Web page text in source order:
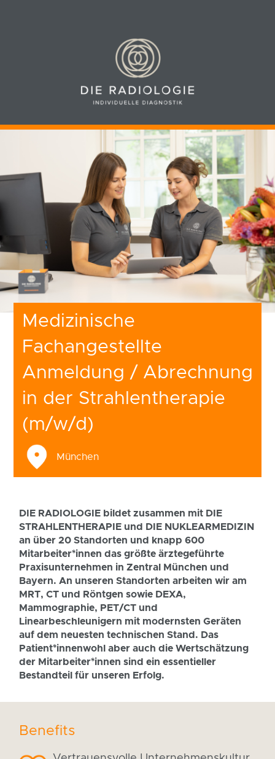
Medizinische
Fachangestellte
Anmeldung / Abrechnung
in der Strahlentherapie
(m/w/d)
München
DIE RADIOLOGIE bildet zusammen mit DIE
STRAHLENTHERAPIE und DIE NUKLEARMEDIZIN
an über 20 Standorten und knapp 600
Mitarbeiter*innen das größte ärztegeführte
Praxisunternehmen in Zentral München und
Bayern. An unseren Standorten arbeiten wir am
MRT, CT und Röntgen sowie DEXA,
Mammographie, PET/CT und
Linearbeschleunigern mit modernsten Geräten
auf dem neuesten technischen Stand. Das
Patient*innenwohl aber auch die Wertschätzung
der Mitarbeiter*innen sind ein essentieller
Bestandteil für unseren Erfolg.
Benefits